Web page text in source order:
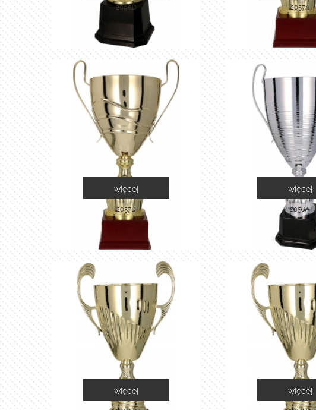
2060D 2057A
2057D
więcej
2058A
więcej
więcej więcej